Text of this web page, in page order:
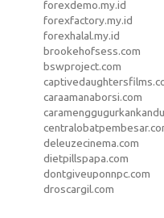
forexdemo.my.id
forexfactory.my.id
forexhalal.my.id
brookehofsess.com
bswproject.com
caraamanaborsi.com
deleuzecinema.com
dietpillspapa.com
dontgiveuponnpc.com
droscargil.com